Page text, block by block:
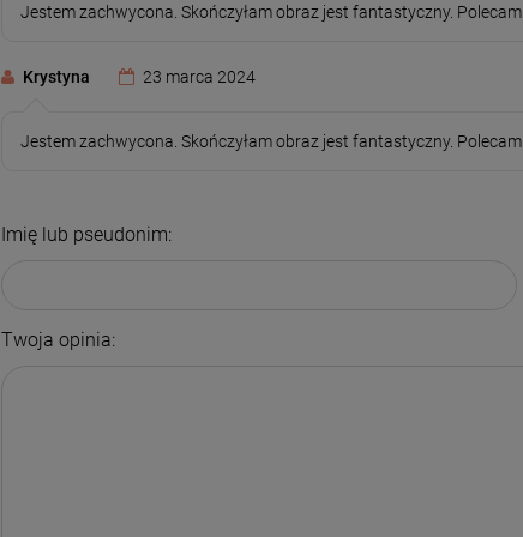
Jestem zachwycona. Skończyłam obraz jest fantastyczny. Polecam
Krystyna 23 marca 2024
Jestem zachwycona. Skończyłam obraz jest fantastyczny. Polecam
Imię lub pseudonim:
Twoja opinia: